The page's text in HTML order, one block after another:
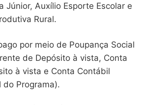
Júnior, Auxílio Esporte Escolar e
Rural.
por meio de Poupança Social
de Depósito à vista, Conta
à vista e Conta Contábil
do Programa).